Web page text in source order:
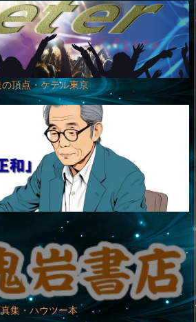
頂点・ケテル東京
集・ハウツー本